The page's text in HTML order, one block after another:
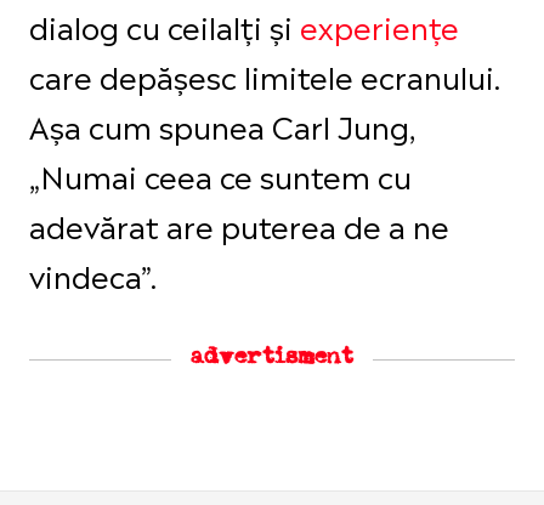
dialog cu ceilalți și experiențe
care depășesc limitele ecranului.
Așa cum spunea Carl Jung,
„Numai ceea ce suntem cu
adevărat are puterea de a ne
vindeca”.
advertisment